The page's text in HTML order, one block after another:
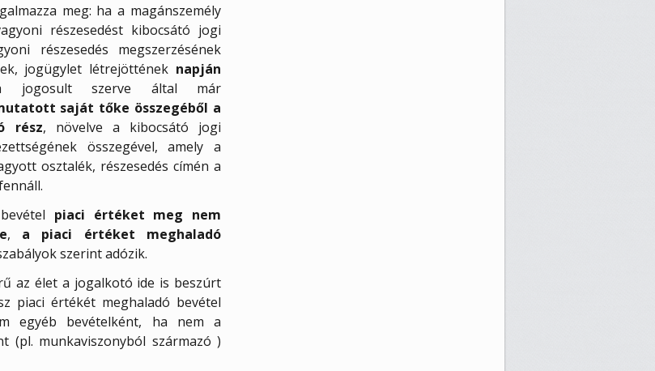
meg: ha a magánszemély
részesedést kibocsátó jogi
részesedés megszerzésének
jogügylet létrejöttének napján
jogosult szerve által már
saját tőke összegéből a
rész, növelve a kibocsátó jogi
összegével, amely a
osztalék, részesedés címén a
piaci értéket meg nem
, a piaci értéket meghaladó
szerint adózik.
az élet a jogalkotó ide is beszúrt
piaci értékét meghaladó bevétel
egyéb bevételként, ha nem a
(pl. munkaviszonyból származó )